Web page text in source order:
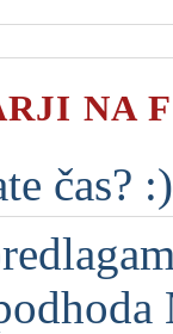
NA
čas?